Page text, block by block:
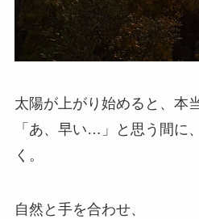
太陽が上がり始めると、本
「あ、早い…」と思う間に
く。
自然と手を合わせ、